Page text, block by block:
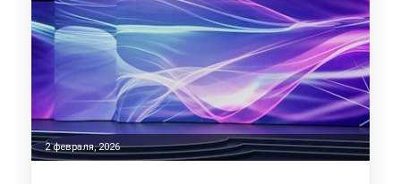
2 февраля, 2026